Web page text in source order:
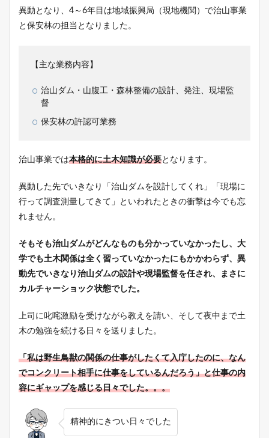
異動となり、4～6年目は地域振興局（現地機関）で治山事業
と保安林の担当となりました。
【主な業務内容】
治山ダム・山腹工・森林整備の設計、発注、現場監
督
保安林の許認可業務
治山事業では本格的に土木知識が必要となります。
異動した先でいきなり「治山ダムを設計してくれ」「現場に
行って調査測量してきて」といわれたときの衝撃は今でも忘
れません。
そもそも治山ダムがどんなものも分かっていなかったし、大
学でも土木関係は全く習っていなかったにもかかわらず、異
動先でいきなり治山ダムの設計や現場監督を任され、まさに
カルチャーショック状態でした。
上司に叱咤激励を受けながら教えを請い、そして夜中まで土
木の勉強を続ける日々を送りました。
「私は野生鳥獣の関係の仕事がしたくて入庁したのに、なん
でコンクリート相手に仕事をしているんだろう」と仕事の内
容にギャップを感じる日々でした。。。
精神的にきつい日々でした